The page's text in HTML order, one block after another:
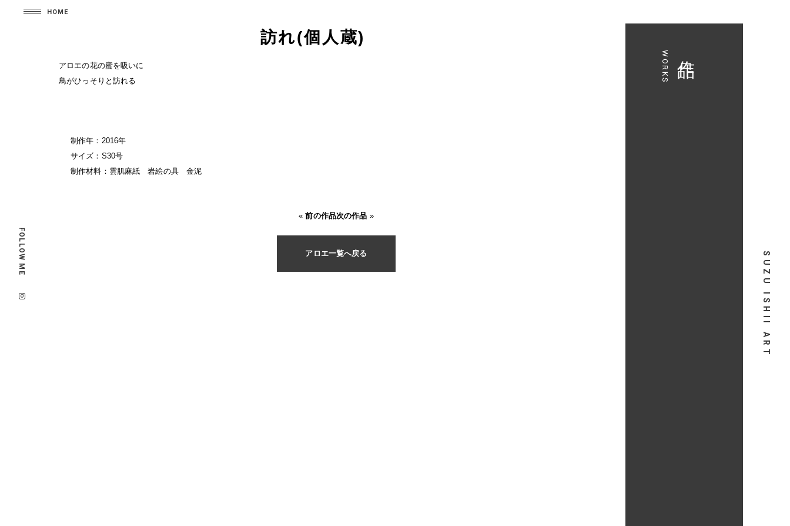
HOME
SUZU ISHII ART
FOLLOW ME
WORKS
訪れ(個人蔵)
アロエの花の蜜を吸いに
鳥がひっそりと訪れる
制作年：2016年
サイズ：S30号
制作材料：雲肌麻紙 岩絵の具 金泥
«前の作品次の作品 »
アロエ一覧へ戻る